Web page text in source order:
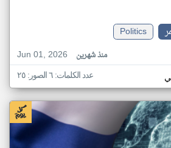
Politics
Jun 01, 2026
منذ شهرين
عدد الكلمات: ٦ الصور: ٢٥